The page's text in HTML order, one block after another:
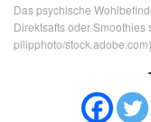
Das psychische
Direktsafts oder
pilipphoto/stock.adobe.com)